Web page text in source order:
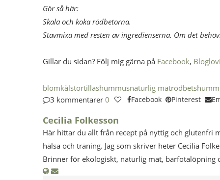
Gör så här:
Skala och koka rödbetorna.
Stavmixa med resten av ingredienserna. Om det
Gillar du sidan? Följ mig gärna på Facebook,
blomkålstortillashummusnaturlig mat
3 kommentarer 0 Facebook Pinterest
Cecilia Folkesson
Här hittar du allt från recept på nyttig och glutenfri
hälsa och träning. Jag som skriver heter Cecilia
Brinner för ekologiskt, naturlig mat, barfotalöpning